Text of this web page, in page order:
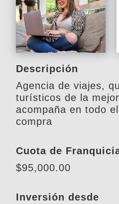
Descripción
Agencia de viajes,
turísticos de la
acompaña en todo
compra
Cuota de
$95,000.00
Inversión desde